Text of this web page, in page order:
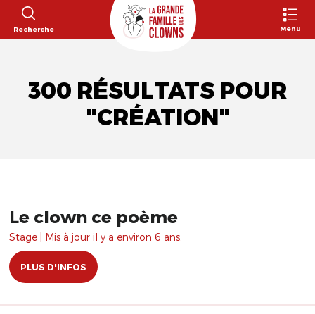
Recherche Menu
300 RÉSULTATS POUR
"CRÉATION"
Le clown ce poème
Stage | Mis à jour il y a environ 6 ans.
PLUS D'INFOS